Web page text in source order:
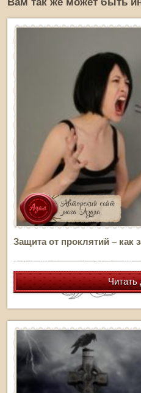
Защита от проклятий – как
Читать